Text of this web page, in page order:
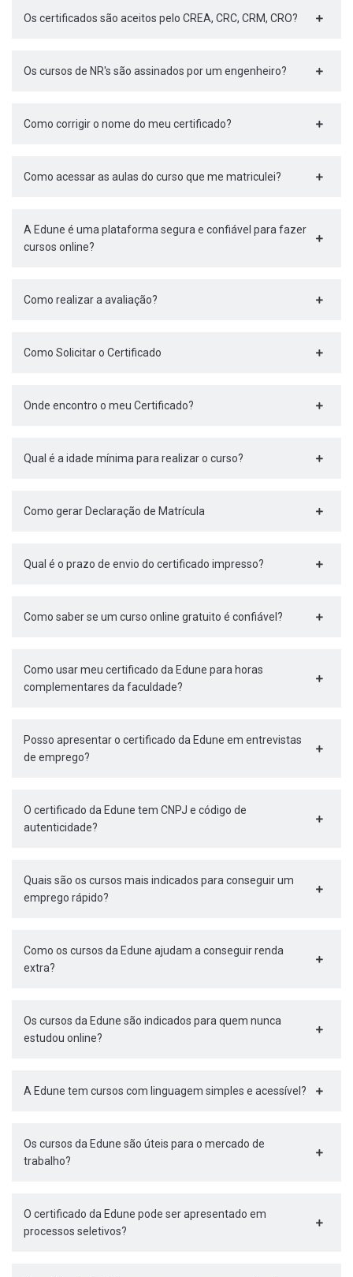
Os certificados são aceitos pelo CREA, CRC, CRM, CRO?
Os cursos de NR's são assinados por um engenheiro?
Como corrigir o nome do meu certificado?
Como acessar as aulas do curso que me matriculei?
A Edune é uma plataforma segura e confiável para fazer
cursos online?
Como realizar a avaliação?
Como Solicitar o Certificado
Onde encontro o meu Certificado?
Qual é a idade mínima para realizar o curso?
Como gerar Declaração de Matrícula
Qual é o prazo de envio do certificado impresso?
Como saber se um curso online gratuito é confiável?
Como usar meu certificado da Edune para horas
complementares da faculdade?
Posso apresentar o certificado da Edune em entrevistas
de emprego?
O certificado da Edune tem CNPJ e código de
autenticidade?
Quais são os cursos mais indicados para conseguir um
emprego rápido?
Como os cursos da Edune ajudam a conseguir renda
extra?
Os cursos da Edune são indicados para quem nunca
estudou online?
A Edune tem cursos com linguagem simples e acessível?
Os cursos da Edune são úteis para o mercado de
trabalho?
O certificado da Edune pode ser apresentado em
processos seletivos?